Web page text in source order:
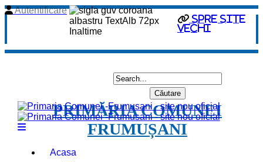
spre site
vechi
Autentificare
PRIMĂRIA COMUNEI
FRUMUȘANI
Acasa